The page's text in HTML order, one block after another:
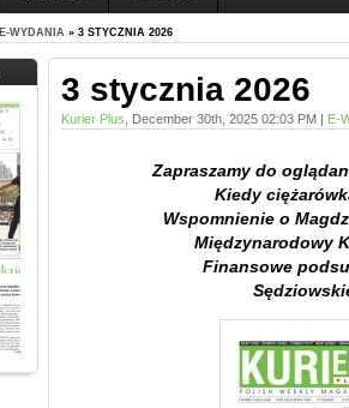
E-WYDANIA » 3 STYCZNIA 2026
3 stycznia 2026
Kurier Plus , December 30th, 2025 02:03 PM | E-
Zapraszamy do
Kiedy
Wspomnienie o
Międzynarodowy
Finansowe